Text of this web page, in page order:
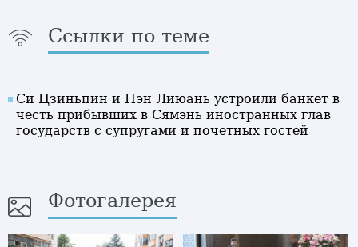
Ссылки по теме
Си Цзиньпин и Пэн Лиюань устроили банкет в
честь прибывших в Сямэнь иностранных глав
государств с супругами и почетных гостей
Фотогалерея